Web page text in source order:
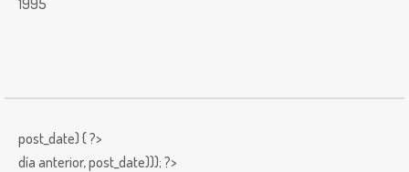
1995
post_date) { ?>
día anterior,post_date))); ?>